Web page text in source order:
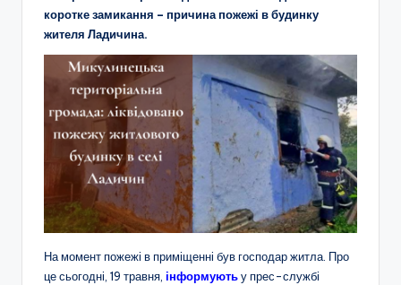
коротке замикання – причина пожежі в будинку
жителя Ладичина.
На момент пожежі в приміщенні був господар житла. Про
це сьогодні, 19 травня, інформуютьу прес-службі